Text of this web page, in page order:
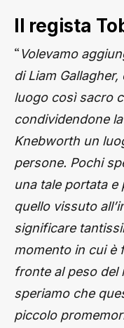
Il regista
“Volevamo
di Liam
luogo così sacro
condividendone
Knebworth un
persone. Pochi
una tale portata
quello vissuto
significare
momento in cui è
fronte al peso del
speriamo che
piccolo